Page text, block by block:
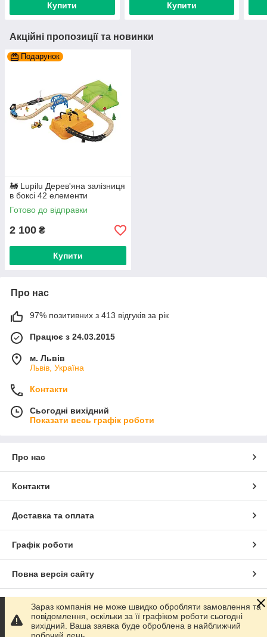
Купити Купити
Акційні пропозиції та новинки
Подарунок
🚂 Lupilu Дерев'яна залізниця
в боксі 42 елементи
Готово до відправки
2 100 ₴
Купити
Про нас
97% позитивних з 413 відгуків за рік
Працює з 24.03.2015
м. Львів
Львів, Україна
Контакти
Сьогодні вихідний
Показати весь графік роботи
Про нас
Контакти
Доставка та оплата
Графік роботи
Повна версія сайту
Сайт створено на маркетплейсіProm.ua
Політика конфіденційності
Зараз компанія не може швидко обробляти замовлення та
повідомлення, оскільки за її графіком роботи сьогодні
вихідний. Ваша заявка буде оброблена в найближчий